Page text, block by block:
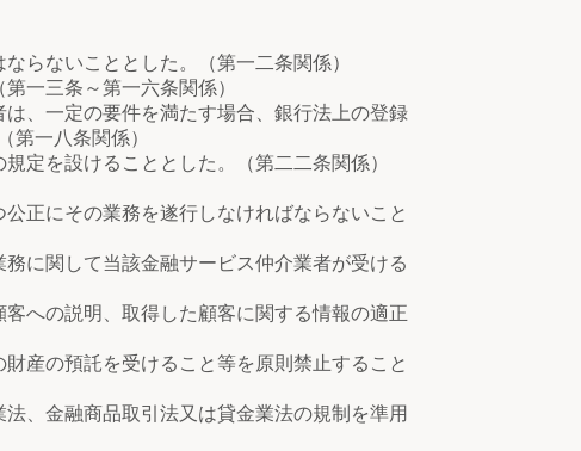
ないこととした。（第一二条関係）
三条～第一六条関係）
一定の要件を満たす場合、銀行法上の登録
第一八条関係）
を設けることとした。（第二二条関係）
にその業務を遂行しなければならないこと
関して当該金融サービス仲介業者が受ける
の説明、取得した顧客に関する情報の適正
の預託を受けること等を原則禁止すること
金融商品取引法又は貸金業法の規制を準用